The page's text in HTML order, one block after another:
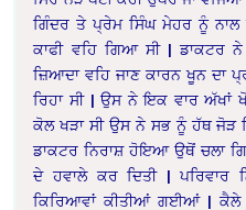
ਗਿੰਦਰ ਤੇ ਪ੍ਰੇਮ ਸਿੰਘ ਮੇਹਰ ਨੂੰ
ਕਾਫੀ ਵਹਿ ਗਿਆ ਸੀ | ਡਾਕਟਰ
ਜ਼ਿਆਦਾ ਵਹਿ ਜਾਣ ਕਾਰਨ ਖੂਨ ਦਾ
ਰਿਹਾ ਸੀ | ਉਸ ਨੇ ਇਕ ਵਾਰ ਅੱਖਾਂ
ਕੋਲ ਖੜਾ ਸੀ ਉਸ ਨੇ ਸਭ ਨੂੰ ਹੱਥ
ਡਾਕਟਰ ਨਿਰਾਸ਼ ਹੋਇਆ ਉਥੋਂ ਚਲਾ
ਦੇ ਹਵਾਲੇ ਕਰ ਦਿਤੀ |
ਕਿਰਿਆਵਾਂ ਕੀਤੀਆਂ ਗਈਆਂ | ਕੈਲੇ